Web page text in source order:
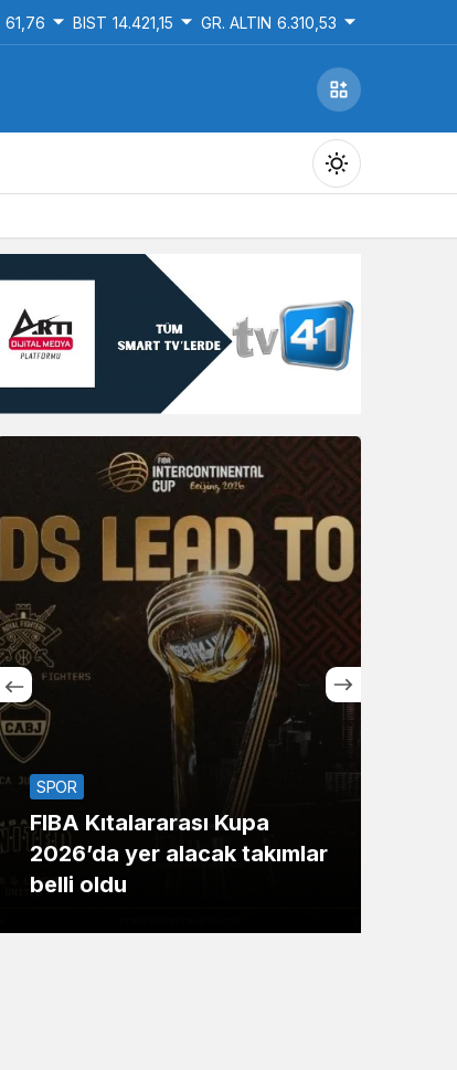
61,76 BIST 14.421,15 GR. ALTIN 6.310,53
Gündüz Modu
Gündüz modunu seçin.
Gece modunu seçin.
Sistem Modu
Sistem modunu seçin.
SPOR
FIBA Kıtalararası Kupa
2026’da yer alacak takımlar
belli oldu